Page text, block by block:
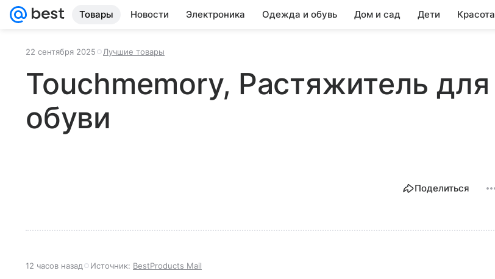
Товары Новости Электроника Одежда и обувь Дом и сад Дети Красота
22 сентября 2025 Лучшие товары
Touchmemory, Растяжитель для
обуви
Поделиться
12 часов назад Источник: BestProducts Mail